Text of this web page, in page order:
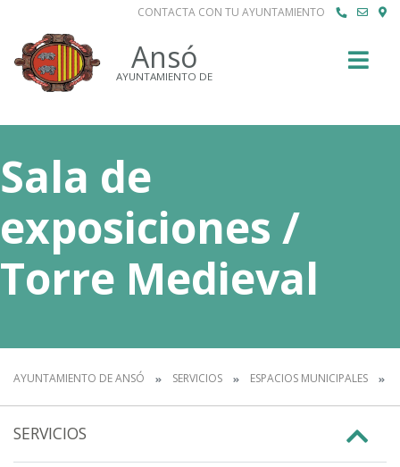
CONTACTA CON TU AYUNTAMIENTO
Ansó
AYUNTAMIENTO DE
Sala de
exposiciones /
Torre Medieval
AYUNTAMIENTO DE ANSÓ SERVICIOS ESPACIOS MUNICIPALES
SERVICIOS